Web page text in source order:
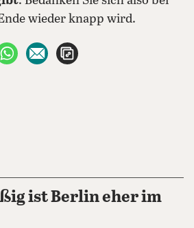
wieder knapp wird.
teilen
X teilen
per WhatsApp teilen
per E-Mail teilen
ist Berlin eher im